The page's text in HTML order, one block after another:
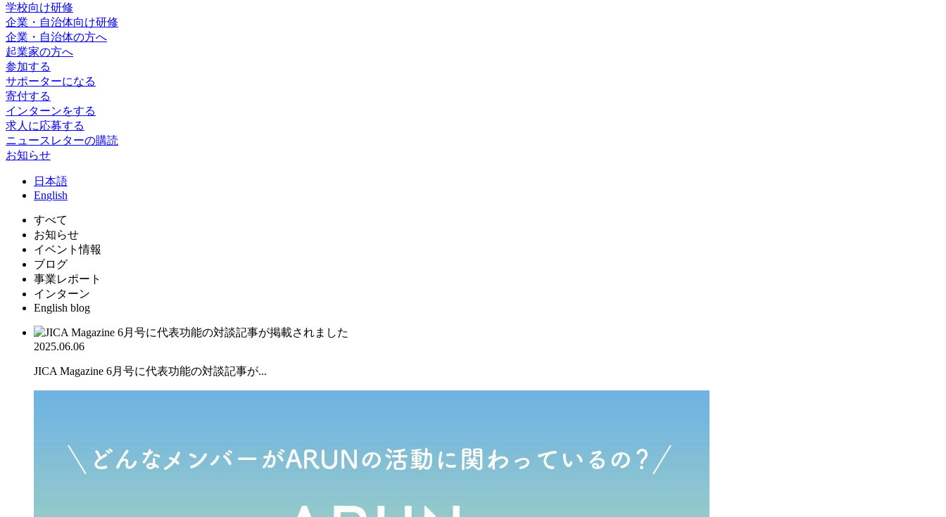
学校向け研修
企業・自治体向け研修
企業・自治体の方へ
起業家の方へ
参加する
サポーターになる
寄付する
インターンをする
求人に応募する
ニュースレターの購読
お知らせ
日 本語
English
すべて
お知らせ
イベント情報
ブログ
事業レポート
インターン
English blog
2025.06.06
JICA Magazine 6月号に代表功能の対談記事が...